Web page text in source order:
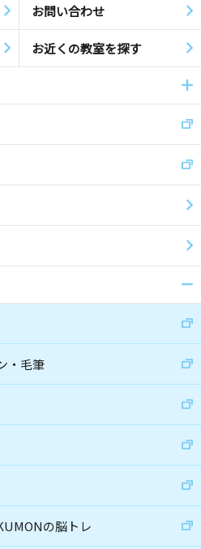
お問い合わせ
お近くの教室を探す
・毛筆
の脳トレ